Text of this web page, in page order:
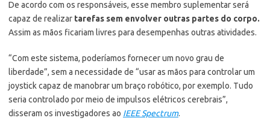
De acordo com os responsáveis, esse membro suplementar será
capaz de realizar tarefas sem envolver outras partes do corpo.
Assim as mãos ficariam livres para desempenhas outras atividades.
“Com este sistema, poderíamos fornecer um novo grau de
liberdade”, sem a necessidade de “usar as mãos para controlar um
joystick capaz de manobrar um braço robótico, por exemplo. Tudo
seria controlado por meio de impulsos elétricos cerebrais”,
disseram os investigadores ao IEEE Spectrum.